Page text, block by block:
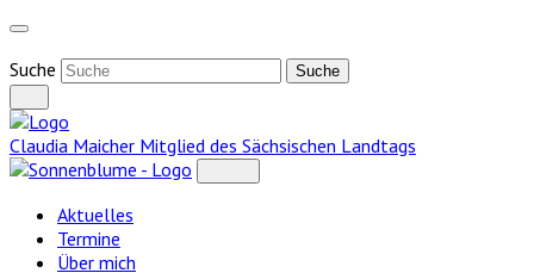
Weiter
Inhalt
Suche
Claudia Maicher Mitglied des Sächsischen Landtags
Aktuelles
Termine
Über mich